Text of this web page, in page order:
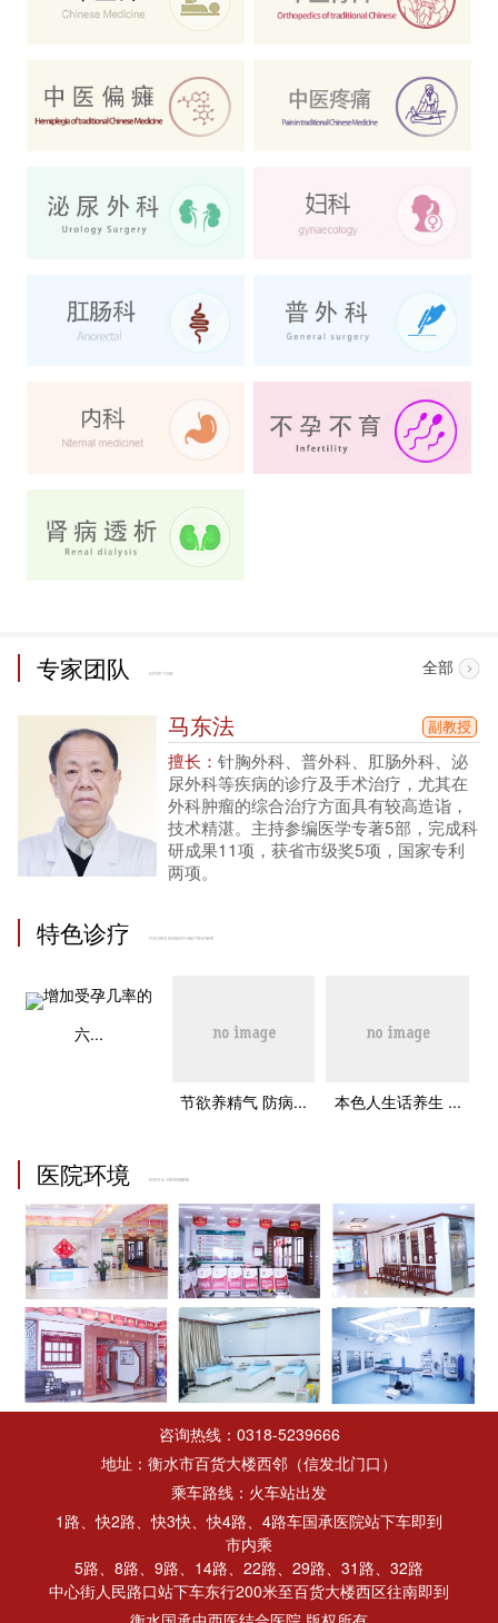
专家团队 EXPERT TEAM 全部
马东法 副教授
擅长： 针胸外科、普外科、肛肠外科、泌
尿外科等疾病的诊疗及手术治疗，尤其在
外科肿瘤的综合治疗方面具有较高造诣，
技术精湛。主持参编医学专著5部，完成科
研成果11项，获省市级奖5项，国家专利
两项。
特色诊疗 FEATURED DIAGNOSIS AND TREATMENT
增加受孕几率的
六...
节欲养精气 防病... 本色人生话养生 ...
医院环境 HOSPITAL ENVIRONMENT
咨询热线：0318-5239666
地址：衡水市百货大楼西邻（信发北门口）
乘车路线：火车站出发
1路、快2路、快3快、快4路、4路车国承医院站下车即到
市内乘
5路、8路、9路、14路、22路、29路、31路、32路
中心街人民路口站下车东行200米至百货大楼西区往南即到